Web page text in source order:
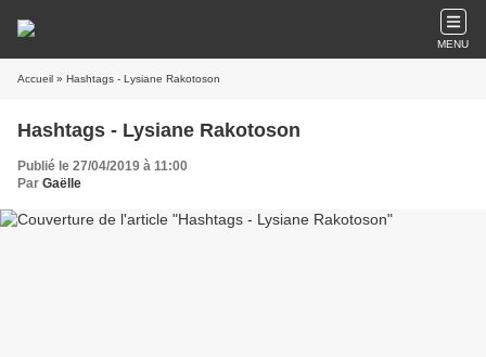
MENU
Accueil » Hashtags - Lysiane Rakotoson
Hashtags - Lysiane Rakotoson
Publié le 27/04/2019 à 11:00
Par Gaëlle